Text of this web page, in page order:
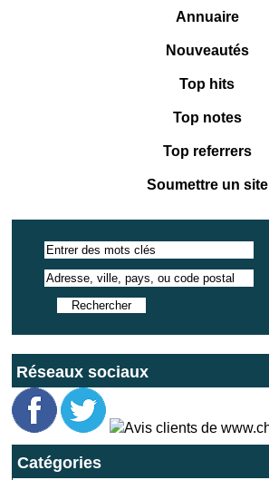
Annuaire
Nouveautés
Top hits
Top notes
Top referrers
Soumettre un site
Réseaux sociaux
Catégories